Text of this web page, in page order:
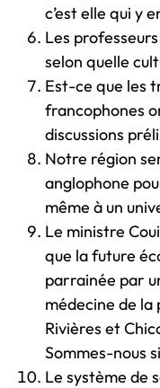
c’est elle qui y
Les
selon quelle
Est-ce que les
francophones
discussions
Notre région
anglophone
même à un
Le ministre
que la future
parrainée par
médecine de la
Rivières et
Sommes-nous
Le système de